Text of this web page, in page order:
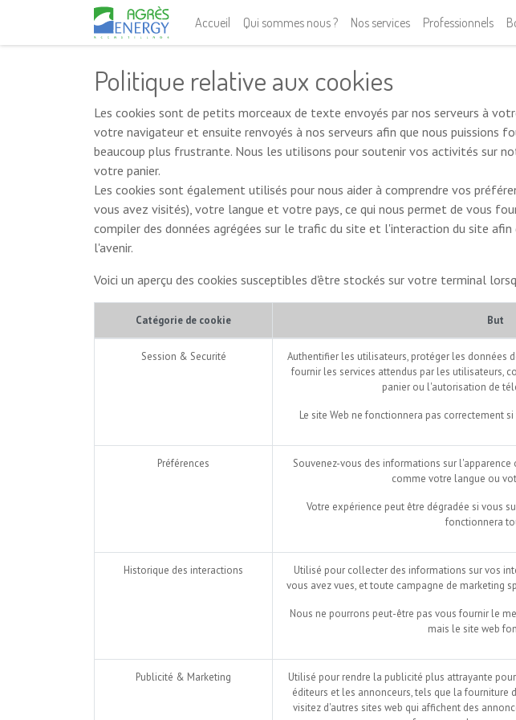
Accueil Qui sommes nous ? Nos services Professionnels
Politique relative aux cookies
Les cookies sont de petits morceaux de texte envoyés par nos serveurs à
votre navigateur et ensuite renvoyés à nos serveurs afin que nous puissions
beaucoup plus frustrante. Nous les utilisons pour soutenir vos activités sur
votre panier.
Les cookies sont également utilisés pour nous aider à comprendre vos
vous avez visités), votre langue et votre pays, ce qui nous permet de vous
compiler des données agrégées sur le trafic du site et l'interaction du site
l'avenir.
Voici un aperçu des cookies susceptibles d'être stockés sur votre terminal
Catégorie de cookie But
Session & Securité
Authentifier les utilisateurs, protéger les données
fournir les services attendus par les utilisateurs,
panier ou l'autorisation de
Le site Web ne fonctionnera pas correctement
Préférences
Souvenez-vous des informations sur
comme votre langue ou
Votre expérience peut être dégradée si vous
fonctionnera
Historique des interactions
Utilisé pour collecter des informations sur vos
vous avez vues, et toute campagne de marketing
Nous ne pourrons peut-être pas vous fournir le
mais le site web
Publicité & Marketing
Utilisé pour rendre la publicité plus attrayante
éditeurs et les annonceurs, tels que la fourniture
visitez d'autres sites web qui affichent des